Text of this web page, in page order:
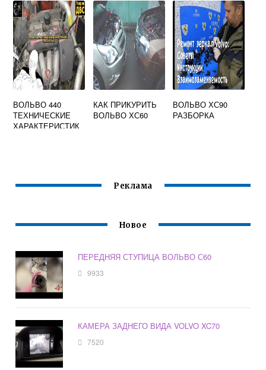
ВОЛЬВО 440
ТЕХНИЧЕСКИЕ
ХАРАКТЕРИСТИК
КАК ПРИКУРИТЬ
ВОЛЬВО ХС60
ВОЛЬВО ХС90
РАЗБОРКА
Реклама
Новое
ПЕРЕДНЯЯ СТУПИЦА ВОЛЬВО С60
9933
КАМЕРА ЗАДНЕГО ВИДА VOLVO XC70
7520